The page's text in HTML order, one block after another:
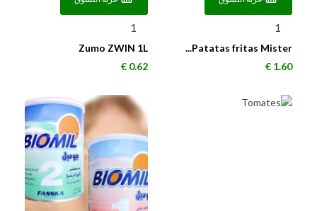
Patatas fritas Mister...
السعر
1.60 €
Zumo ZWIN 1L
السعر
0.62 €